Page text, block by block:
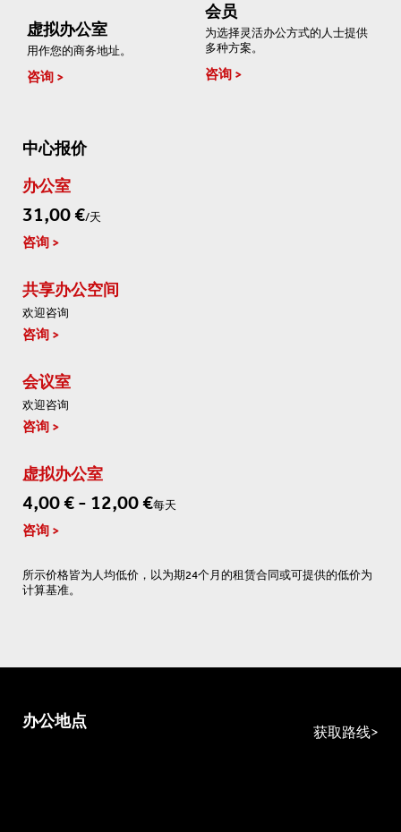
虚拟办公室
用作您的商务地址。
咨询
会员
为选择灵活办公方式的人士提供
多种方案。
咨询
中心报价
办公室
31,00 €/天
咨询
共享办公空间
欢迎咨询
咨询
会议室
欢迎咨询
咨询
虚拟办公室
4,00 € - 12,00 €每天
咨询
所示价格皆为人均低价，以为期24个月的租赁合同或可提供的低价为
计算基准。
办公地点
获取路线